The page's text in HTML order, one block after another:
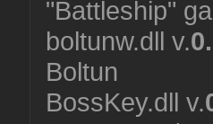
"Battleship"
boltunw.dll v.
Boltun
BossKey.dll v.